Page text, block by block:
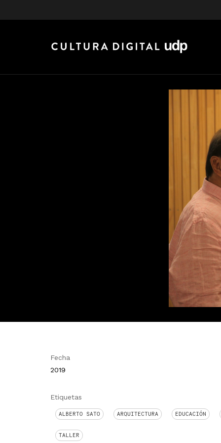
Fecha
2019
Etiquetas
ALBERTO SATO ARQUITECTURA EDUCACIÓN
TALLER